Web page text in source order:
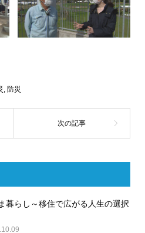
, 防災
暮らし～移住で広がる人生の選択